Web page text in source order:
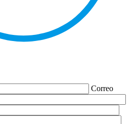
Correo